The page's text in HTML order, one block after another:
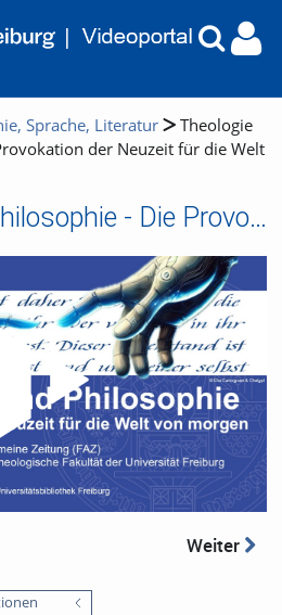
Sprache, Literatur
Theologie
der Neuzeit für die Welt
Theologie und Philosophie - Die Provokation der Neuzeit für die Welt von morgen
Weiter